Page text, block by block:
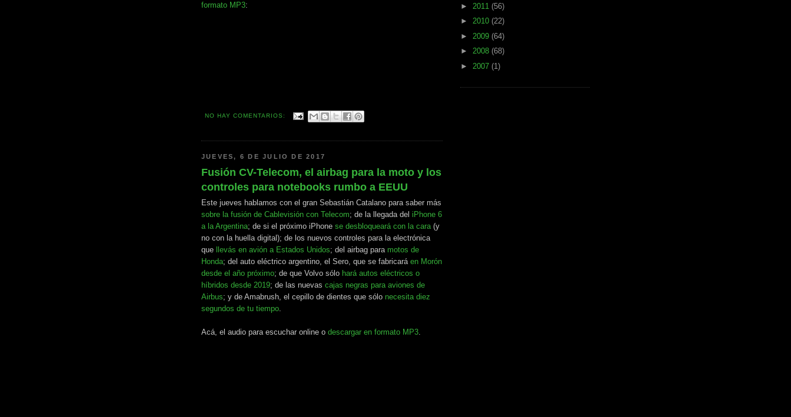
formato MP3:
NO HAY COMENTARIOS:
JUEVES, 6 DE JULIO DE 2017
Fusión CV-Telecom, el airbag para la moto y los
controles para notebooks rumbo a EEUU
Este jueves hablamos con el gran Sebastián Catalano para saber más
sobre la fusión de Cablevisión con Telecom; de la llegada del iPhone 6
a la Argentina; de si el próximo iPhone se desbloqueará con la cara (y
no con la huella digital); de los nuevos controles para la electrónica
que
llevás en avión a Estados Unidos; del airbag para motos de
Honda; del auto eléctrico argentino, el Sero, que se fabricará en Morón
desde el año próximo; de que Volvo sólo hará autos eléctricos o
híbridos desde 2019; de las nuevas cajas negras para aviones de
Airbus; y de Amabrush, el cepillo de dientes que sólo necesita diez
segundos de tu tiempo
Acá, el audio para escuchar online o descargar en formato MP3
► 2011 (56)
► 2010 (22)
► 2009 (64)
► 2008 (68)
► 2007 (1)